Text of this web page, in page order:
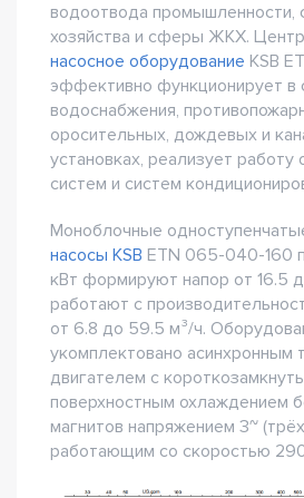
водоотвода промышленности,
хозяйства и сферы ЖКХ.
насосное оборудование KSB
эффективно функционирует в
водоснабжения,
оросительных, дождевых и
установках, реализует работу
систем и систем
Моноблочные
насосы KSB ETN 065-040-160
кВт формируют напор от 16.5
работают с
от 6.8 до 59.5 м³/ч.
укомплектовано асинхронным
двигателем с
поверхностным охлаждением
магнитов напряжением 3~
работающим со скоростью